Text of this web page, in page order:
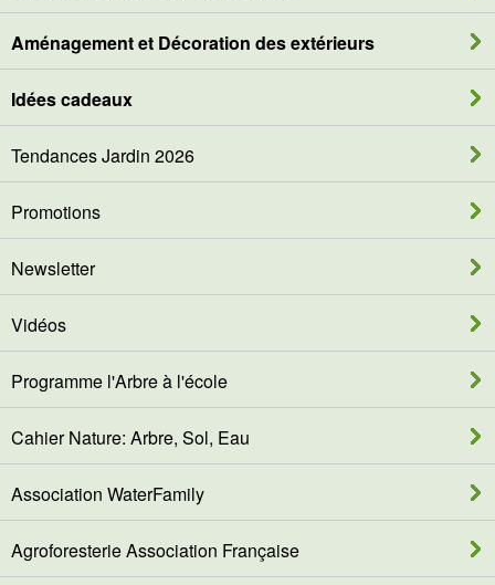
Aménagement et Décoration des extérieurs
Idées cadeaux
Tendances Jardin 2026
Promotions
Newsletter
Vidéos
Programme l'Arbre à l'école
Cahier Nature: Arbre, Sol, Eau
Association WaterFamily
Agroforesterie Association Française